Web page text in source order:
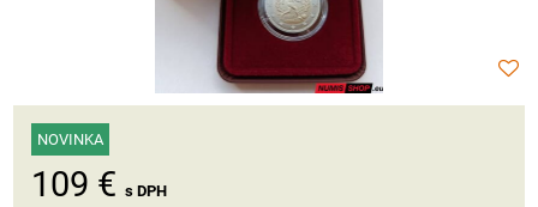
NOVINKA
109 € s DPH